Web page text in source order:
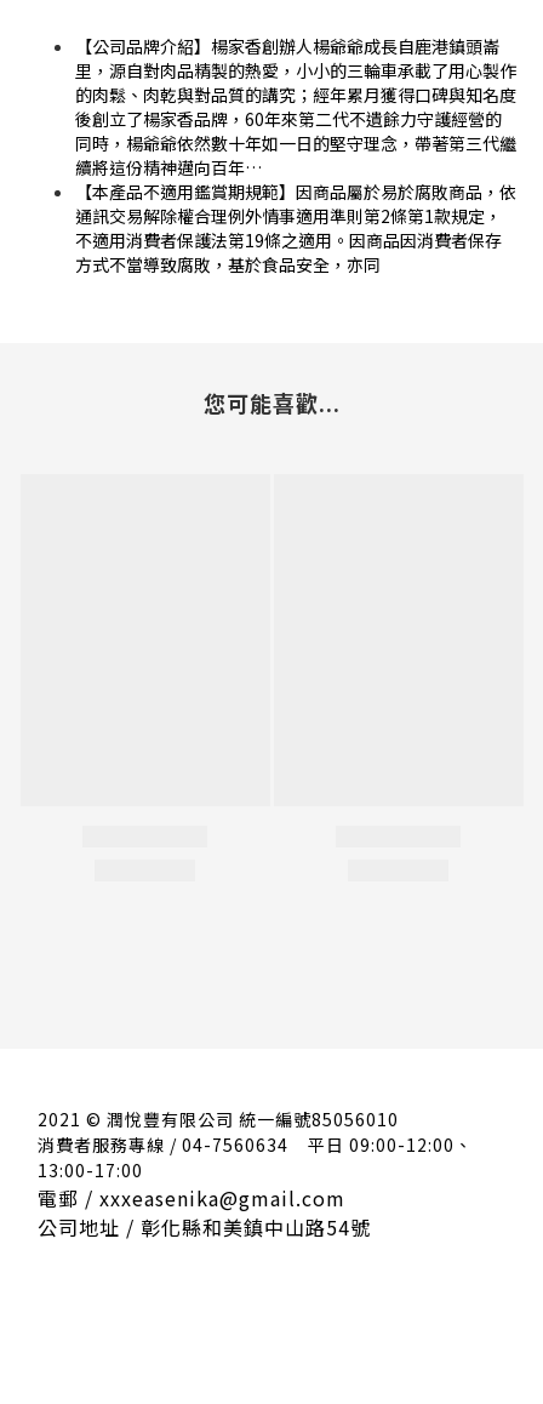
【公司品牌介紹】楊家香創辦人楊爺爺成長自鹿港鎮頭崙
里，源自對肉品精製的熱愛，小小的三輪車承載了用心製作
的肉鬆、肉乾與對品質的講究；經年累月獲得口碑與知名度
後創立了楊家香品牌，60年來第二代不遺餘力守護經營的
同時，楊爺爺依然數十年如一日的堅守理念，帶著第三代繼
續將這份精神邁向百年…
【本產品不適用鑑賞期規範】因商品屬於易於腐敗商品，依
通訊交易解除權合理例外情事適用準則第2條第1款規定，
不適用消費者保護法第19條之適用。因商品因消費者保存
方式不當導致腐敗，基於食品安全，亦同
您可能喜歡...
2021 © 潤悅豐有限公司 統一編號85056010
消費者服務專線 / 04-7560634 平日 09:00-12:00、
13:00-17:00
電郵 / xxxeasenika@gmail.com
公司地址 / 彰化縣和美鎮中山路54號